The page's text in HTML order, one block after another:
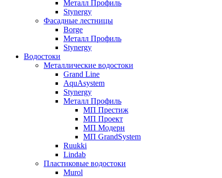
Металл Профиль
Stynergy
Фасадные лестницы
Borge
Металл Профиль
Stynergy
Водостоки
Металлические водостоки
Grand Line
AquAsystem
Stynergy
Металл Профиль
МП Престиж
МП Проект
МП Модерн
МП GrandSystem
Ruukki
Lindab
Пластиковые водостоки
Murol